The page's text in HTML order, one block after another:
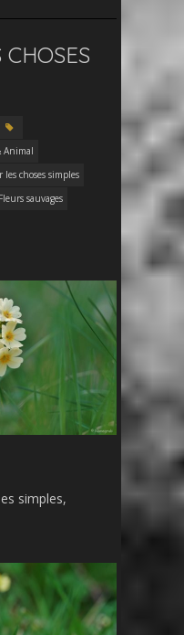
Animal
les choses simples
Fleurs sauvages
simples,